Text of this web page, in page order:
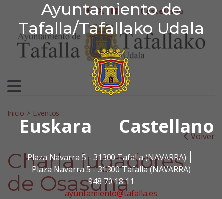
Ayuntamiento de
Tafalla/Tafallako Udala
Euskara Castellano
Plaza Navarra 5 - 31300 Tafalla (NAVARRA)
Plaza Navarra 5 - 31300 Tafalla (NAVARRA)
948 70 18 11
ayuntamiento@tafalla.es
Ir al contenido
Ayuntamiento de
facebook
twitter
youtubeCastellano
Search for:
Inicio > Eventos
Volver
Charla jugadores
de Osasuna